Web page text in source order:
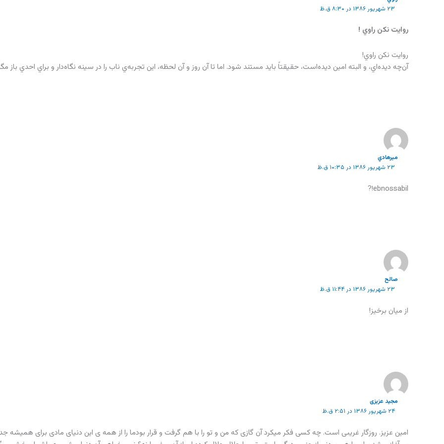
۲۳ شهریور ۱۳۸۶ در ۸:۳۰ ق.ظ
روايت نكن راوي !
روايت نكن راوي!
آن‌چه ديده‌اي، و البته امين ديده‌است، حقيقتاً بايد مستند شود. اما تا آن روز و آن لحظه، اين تجربه‌ي ناب را در سينه نگاه‌دار و براي احدي باز
ميرهادي
۲۳ شهریور ۱۳۸۶ در ۱۰:۳۵ ق.ظ
ebnossabil!?
صالح
۲۳ شهریور ۱۳۸۶ در ۱۱:۴۴ ق.ظ
از میان برخیز!
مجید عزیزی
۲۴ شهریور ۱۳۸۶ در ۲:۵۱ ق.ظ
امین عزیز. روزگار غریبی است. چه کسی فکر میکرد آن گازی که من و تو را با هم گرفت و قرار بودما را از همه ی این دنیای مادی برای همیشه